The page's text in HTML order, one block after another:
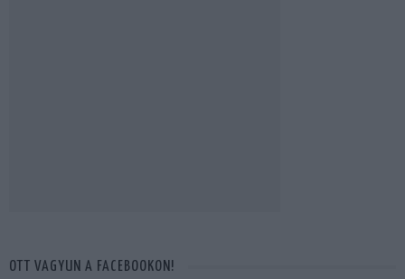
OTT VAGYUN A FACEBOOKON!